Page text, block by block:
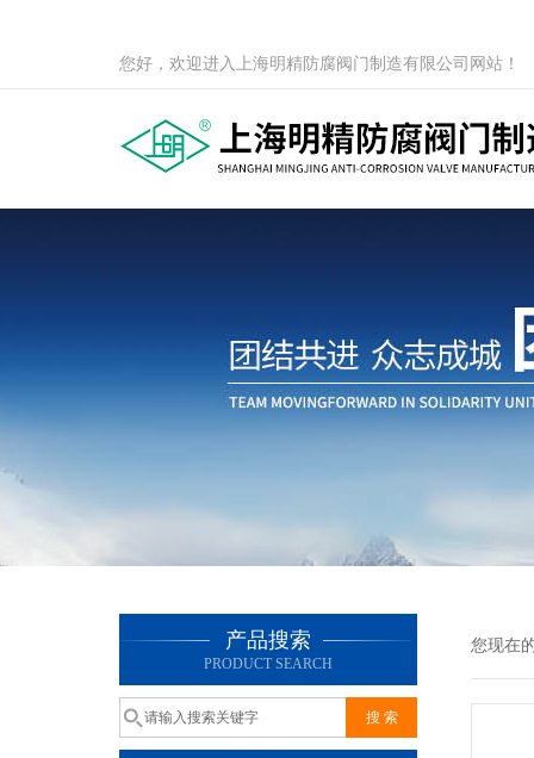
您好，欢迎进入上海明精防腐阀门制造有限公司网站！
产品搜索
PRODUCT SEARCH
您现在